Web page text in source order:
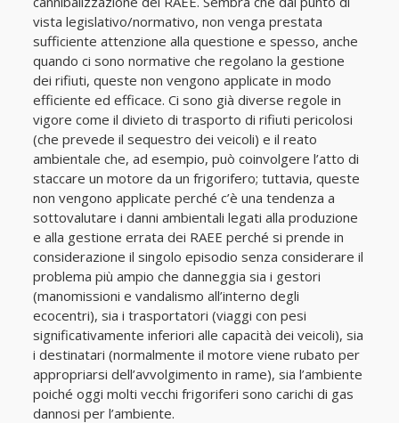
vista legislativo/normativo, non venga prestata
sufficiente attenzione alla questione e spesso, anche
quando ci sono normative che regolano la gestione
dei rifiuti, queste non vengono applicate in modo
efficiente ed efficace. Ci sono già diverse regole in
vigore come il divieto di trasporto di rifiuti pericolosi
(che prevede il sequestro dei veicoli) e il reato
ambientale che, ad esempio, può coinvolgere l’atto di
staccare un motore da un frigorifero; tuttavia, queste
non vengono applicate perché c’è una tendenza a
sottovalutare i danni ambientali legati alla produzione
e alla gestione errata dei RAEE perché si prende in
considerazione il singolo episodio senza considerare il
problema più ampio che danneggia sia i gestori
(manomissioni e vandalismo all’interno degli
ecocentri), sia i trasportatori (viaggi con pesi
significativamente inferiori alle capacità dei veicoli), sia
i destinatari (normalmente il motore viene rubato per
appropriarsi dell’avvolgimento in rame), sia l’ambiente
poiché oggi molti vecchi frigoriferi sono carichi di gas
dannosi per l’ambiente.